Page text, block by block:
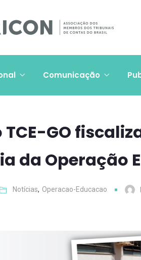
Comunicação
TCE-GO
da Operação
Notícias, Operacao-Educacao